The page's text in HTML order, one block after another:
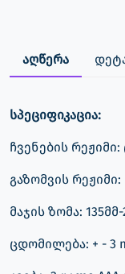
აღწერა
სპეციფიკაცია:
ჩვენების
გაზომვის
მაჯის ზომა: 135მმ-
ცდომილება: + - 3